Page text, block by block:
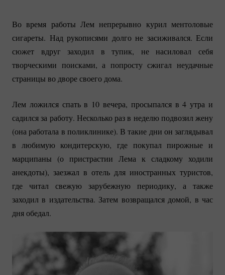
Во время работы Лем непрерывно курил ментоловые
сигареты. Над рукописями долго не засиживался. Если
сюжет вдруг заходил в тупик, не насиловал себя
творческими поисками, а попросту сжигал неудачные
страницы во дворе своего дома.
Лем ложился спать в 10 вечера, просыпался в 4 утра и
садился за работу. Несколько раз в неделю подвозил жену
(она работала в поликлинике). В такие дни он заглядывал
в любимую кондитерскую, где покупал пирожные и
марципаны (о пристрастии Лема к сладкому ходили
анекдоты), заезжал в отель для иностранных туристов,
где читал свежую зарубежную периодику, а также
заходил в издательства. Затем возвращался домой, в час
дня обедал.